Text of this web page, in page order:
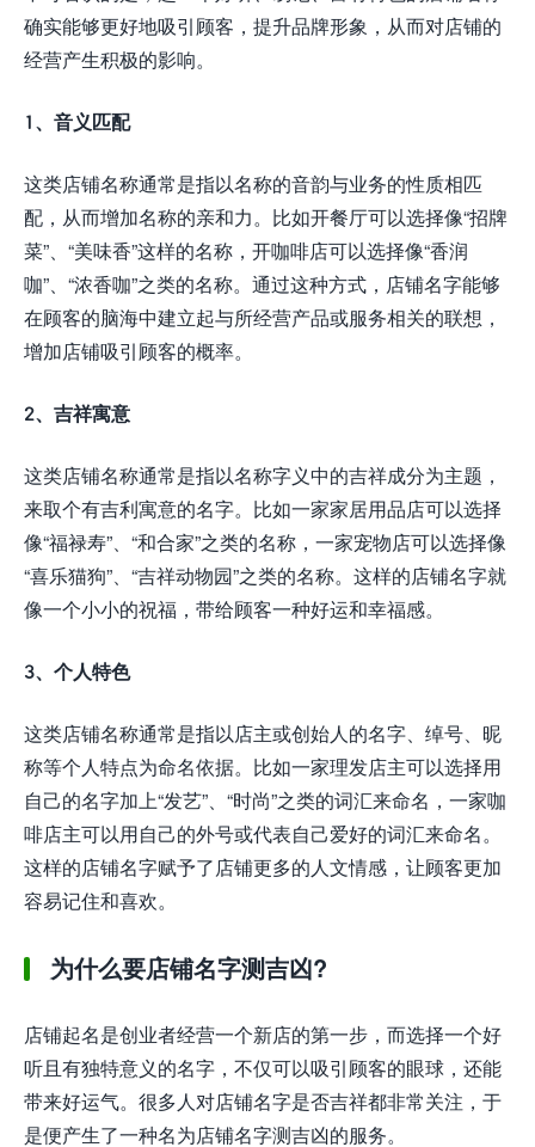
确实能够更好地吸引顾客，提升品牌形象，从而对店铺的
经营产生积极的影响。
1、音义匹配
这类店铺名称通常是指以名称的音韵与业务的性质相匹
配，从而增加名称的亲和力。比如开餐厅可以选择像“招牌
菜”、“美味香”这样的名称，开咖啡店可以选择像“香润
咖”、“浓香咖”之类的名称。通过这种方式，店铺名字能够
在顾客的脑海中建立起与所经营产品或服务相关的联想，
增加店铺吸引顾客的概率。
2、吉祥寓意
这类店铺名称通常是指以名称字义中的吉祥成分为主题，
来取个有吉利寓意的名字。比如一家家居用品店可以选择
像“福禄寿”、“和合家”之类的名称，一家宠物店可以选择像
“喜乐猫狗”、“吉祥动物园”之类的名称。这样的店铺名字就
像一个小小的祝福，带给顾客一种好运和幸福感。
3、个人特色
这类店铺名称通常是指以店主或创始人的名字、绰号、昵
称等个人特点为命名依据。比如一家理发店主可以选择用
自己的名字加上“发艺”、“时尚”之类的词汇来命名，一家咖
啡店主可以用自己的外号或代表自己爱好的词汇来命名。
这样的店铺名字赋予了店铺更多的人文情感，让顾客更加
容易记住和喜欢。
为什么要店铺名字测吉凶?
店铺起名是创业者经营一个新店的第一步，而选择一个好
听且有独特意义的名字，不仅可以吸引顾客的眼球，还能
带来好运气。很多人对店铺名字是否吉祥都非常关注，于
是便产生了一种名为店铺名字测吉凶的服务。